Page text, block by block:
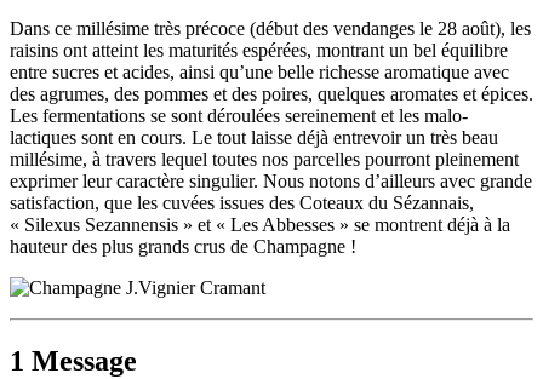
Dans ce millésime très précoce (début des vendanges le 28 août), les
raisins ont atteint les maturités espérées, montrant un bel équilibre
entre sucres et acides, ainsi qu’une belle richesse aromatique avec
des agrumes, des pommes et des poires, quelques aromates et épices.
Les fermentations se sont déroulées sereinement et les malo-
lactiques sont en cours. Le tout laisse déjà entrevoir un très beau
millésime, à travers lequel toutes nos parcelles pourront pleinement
exprimer leur caractère singulier. Nous notons d’ailleurs avec grande
satisfaction, que les cuvées issues des Coteaux du Sézannais,
« Silexus Sezannensis » et « Les Abbesses » se montrent déjà à la
hauteur des plus grands crus de Champagne !
1 Message